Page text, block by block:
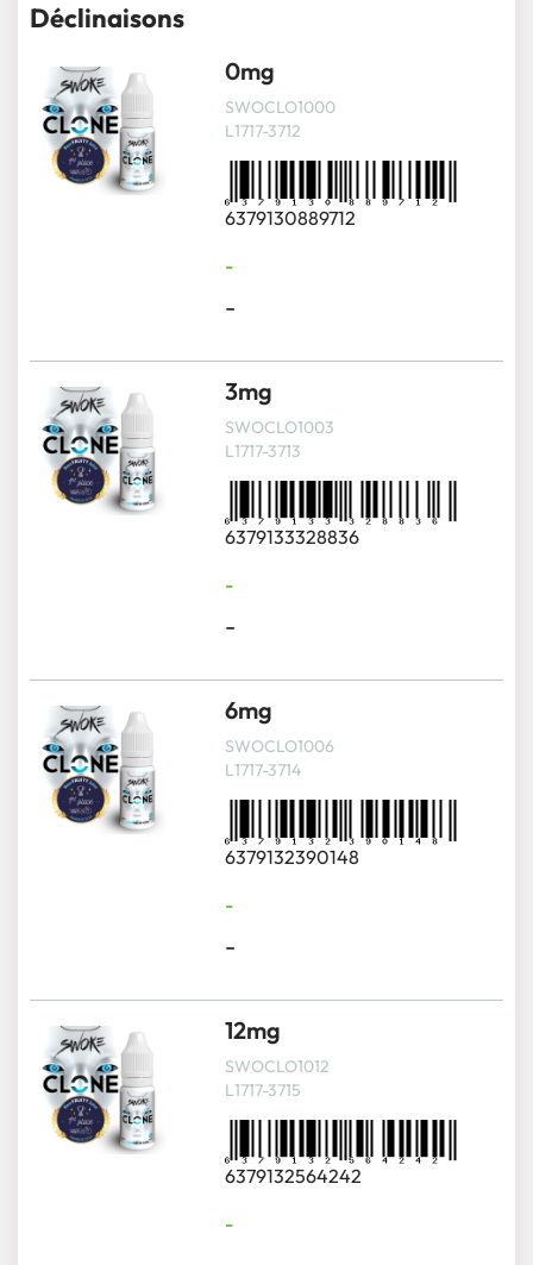
Déclinaisons
0mg
SWOCLO1000
L1717-3712
6379130889712
-
-
3mg
SWOCLO1003
L1717-3713
6379133328836
-
-
6mg
SWOCLO1006
L1717-3714
6379132390148
-
-
12mg
SWOCLO1012
L1717-3715
6379132564242
-